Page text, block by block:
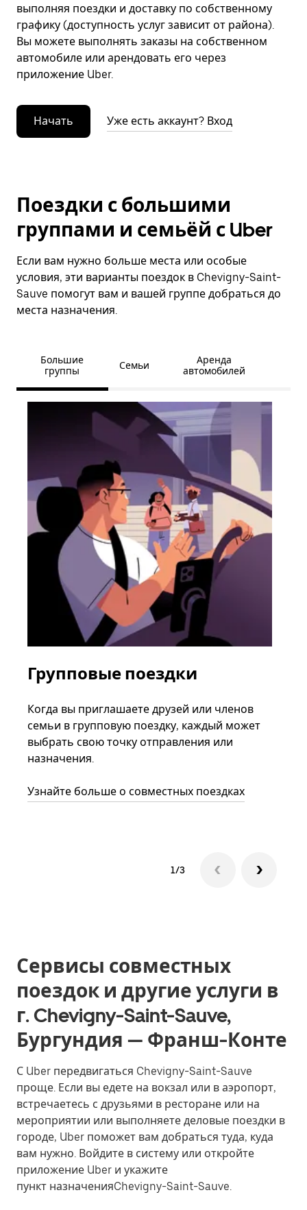
выполняя поездки и доставку по собственному
графику (доступность услуг зависит от района).
Вы можете выполнять заказы на собственном
автомобиле или арендовать его через
приложение Uber.
Начать Уже есть аккаунт? Вход
Поездки с большими
группами и семьёй с Uber
Если вам нужно больше места или особые
условия, эти варианты поездок в Chevigny-Saint-
Sauve помогут вам и вашей группе добраться до
места назначения.
Большие
группы
Семьи
Аренда
автомобилей
Групповые поездки
Когда вы приглашаете друзей или членов
семьи в групповую поездку, каждый может
выбрать свою точку отправления или
назначения.
Узнайте больше о совместных поездках
1/3
Сервисы совместных
поездок и другие услуги в
г. Chevigny-Saint-Sauve,
Бургундия — Франш-Конте
С Uber передвигаться Chevigny-Saint-Sauve
проще. Если вы едете на вокзал или в аэропорт,
встречаетесь с друзьями в ресторане или на
мероприятии или выполняете деловые поездки в
городе, Uber поможет вам добраться туда, куда
вам нужно. Войдите в систему или откройте
приложение Uber и укажите
пункт назначенияChevigny-Saint-Sauve.